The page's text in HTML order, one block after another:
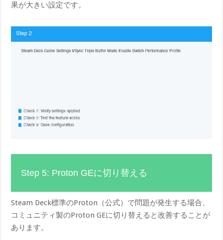
果が大きい設定です。
Step 5: Proton GEに切り替える
Steam Deck標準のProton（公式）で問題が発生する場合、
コミュニティ製のProton GEに切り替えると改善することが
あります。